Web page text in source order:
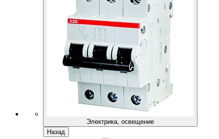
Электрика, освещение
Назад